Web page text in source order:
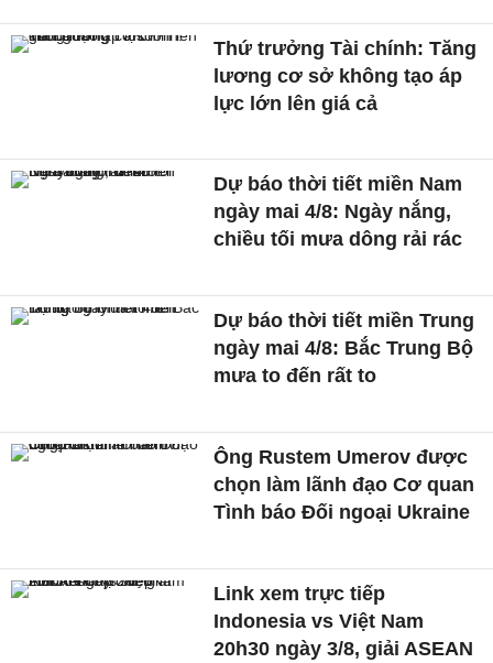
Thứ trưởng Tài chính: Tăng
lương cơ sở không tạo áp
lực lớn lên giá cả
Dự báo thời tiết miền Nam
ngày mai 4/8: Ngày nắng,
chiều tối mưa dông rải rác
Dự báo thời tiết miền Trung
ngày mai 4/8: Bắc Trung Bộ
mưa to đến rất to
Ông Rustem Umerov được
chọn làm lãnh đạo Cơ quan
Tình báo Đối ngoại Ukraine
Link xem trực tiếp
Indonesia vs Việt Nam
20h30 ngày 3/8, giải ASEAN